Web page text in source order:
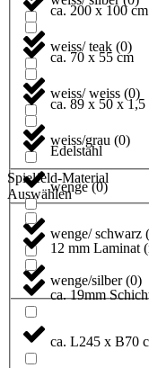
weiss/ teak (0)
weiss/ weiss (0)
weiss/grau (0)
wenge(0)
wenge/ schwarz (
wenge/silber(0)
ca. 200 x 100 cm
ca. 70 x 55 cm
ca. 89 x 50 x 1,5
Edelstahl
Spielfeld-Material
Auswählen
12 mm Laminat
ca. 19mm
ca. L245 x B70